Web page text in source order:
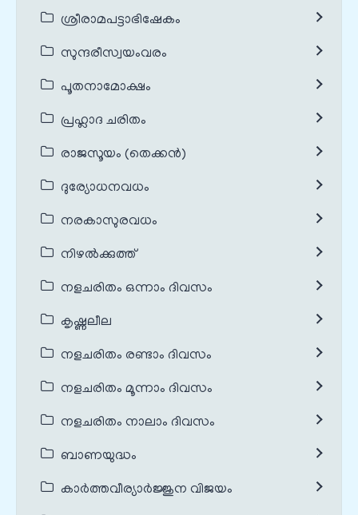
ശ്രീരാമപട്ടാഭിഷേകം
സുന്ദരീസ്വയംവരം
പൂതനാമോക്ഷം
പ്രഹ്ലാദ ചരിതം
രാജസൂയം (തെക്കൻ)
ദുര്യോധനവധം
നരകാസുരവധം
നിഴൽക്കുത്ത്
നളചരിതം ഒന്നാം ദിവസം
കൃഷ്ണലീല
നളചരിതം രണ്ടാം ദിവസം
നളചരിതം മൂന്നാം ദിവസം
നളചരിതം നാലാം ദിവസം
ബാണയുദ്ധം
കാർത്തവീര്യാർജ്ജുന വിജയം